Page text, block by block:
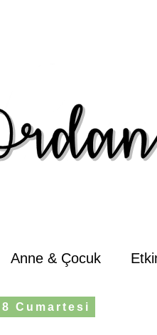
Anne & Çocuk
Cumartesi